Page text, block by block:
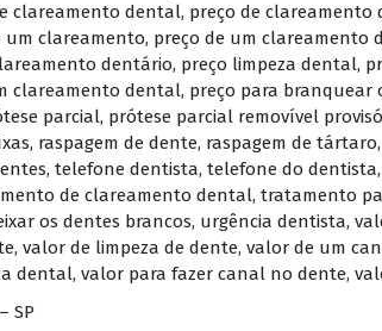
clareamento dental, preço de clareamento
um clareamento, preço de um clareamento
dentário, preço limpeza dental,
clareamento dental, preço para branquear
parcial, prótese parcial removível
, raspagem de dente, raspagem de tártaro,
, telefone dentista, telefone do dentista,
de clareamento dental, tratamento
os dentes brancos, urgência dentista,
, valor de limpeza de dente, valor de um
dental, valor para fazer canal no dente,
SP